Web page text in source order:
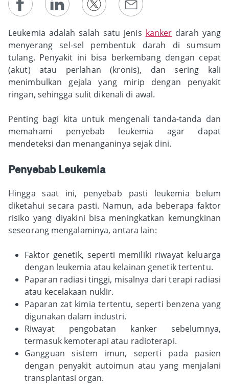
Leukemia adalah salah satu jenis kanker darah yang
menyerang sel-sel pembentuk darah di sumsum
tulang. Penyakit ini bisa berkembang dengan cepat
(akut) atau perlahan (kronis), dan sering kali
menimbulkan gejala yang mirip dengan penyakit
ringan, sehingga sulit dikenali di awal.
Penting bagi kita untuk mengenali tanda-tanda dan
memahami penyebab leukemia agar dapat
mendeteksi dan menanganinya sejak dini.
Penyebab Leukemia
Hingga saat ini, penyebab pasti leukemia belum
diketahui secara pasti. Namun, ada beberapa faktor
risiko yang diyakini bisa meningkatkan kemungkinan
seseorang mengalaminya, antara lain:
Faktor genetik, seperti memiliki riwayat keluarga
dengan leukemia atau kelainan genetik tertentu.
Paparan radiasi tinggi, misalnya dari terapi radiasi
atau kecelakaan nuklir.
Paparan zat kimia tertentu, seperti benzena yang
digunakan dalam industri.
Riwayat pengobatan kanker sebelumnya,
termasuk kemoterapi atau radioterapi.
Gangguan sistem imun, seperti pada pasien
dengan penyakit autoimun atau yang menjalani
transplantasi organ.